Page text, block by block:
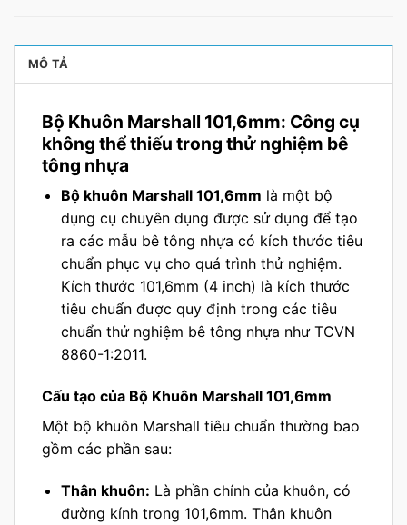
MÔ TẢ
Bộ Khuôn Marshall 101,6mm: Công cụ
không thể thiếu trong thử nghiệm bê
tông nhựa
Bộ khuôn Marshall 101,6mm là một bộ
dụng cụ chuyên dụng được sử dụng để tạo
ra các mẫu bê tông nhựa có kích thước tiêu
chuẩn phục vụ cho quá trình thử nghiệm.
Kích thước 101,6mm (4 inch) là kích thước
tiêu chuẩn được quy định trong các tiêu
chuẩn thử nghiệm bê tông nhựa như TCVN
8860-1:2011.
Cấu tạo của Bộ Khuôn Marshall 101,6mm
Một bộ khuôn Marshall tiêu chuẩn thường bao
gồm các phần sau:
Thân khuôn: Là phần chính của khuôn, có
đường kính trong 101,6mm. Thân khuôn